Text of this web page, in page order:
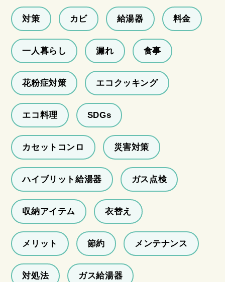
対策 カビ 給湯器 料金
一人暮らし 漏れ 食事
花粉症対策 エコクッキング
エコ料理 SDGs
カセットコンロ 災害対策
ハイブリット給湯器 ガス点検
収納アイテム 衣替え
メリット 節約 メンテナンス
対処法 ガス給湯器